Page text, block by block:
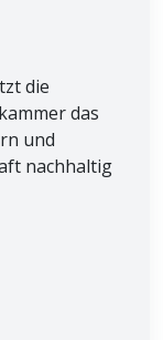
die
das
und
nachhaltig